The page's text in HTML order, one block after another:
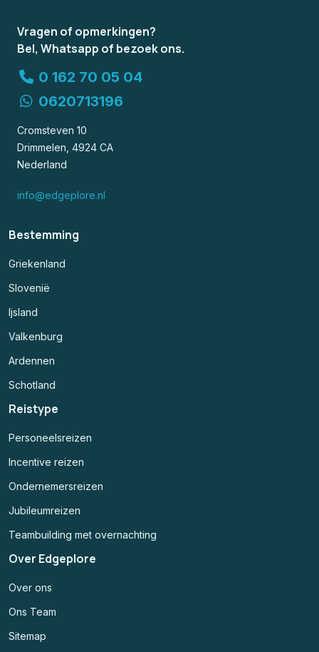
Vragen of opmerkingen?
Bel, Whatsapp of bezoek ons.
0 162 70 05 04
0620713196
Cromsteven 10
Drimmelen, 4924 CA
Nederland
info@edgeplore.nl
Bestemming
Griekenland
Slovenië
Ijsland
Valkenburg
Ardennen
Schotland
Reistype
Personeelsreizen
Incentive reizen
Ondernemersreizen
Jubileumreizen
Teambuilding met overnachting
Over Edgeplore
Over ons
Ons Team
Sitemap